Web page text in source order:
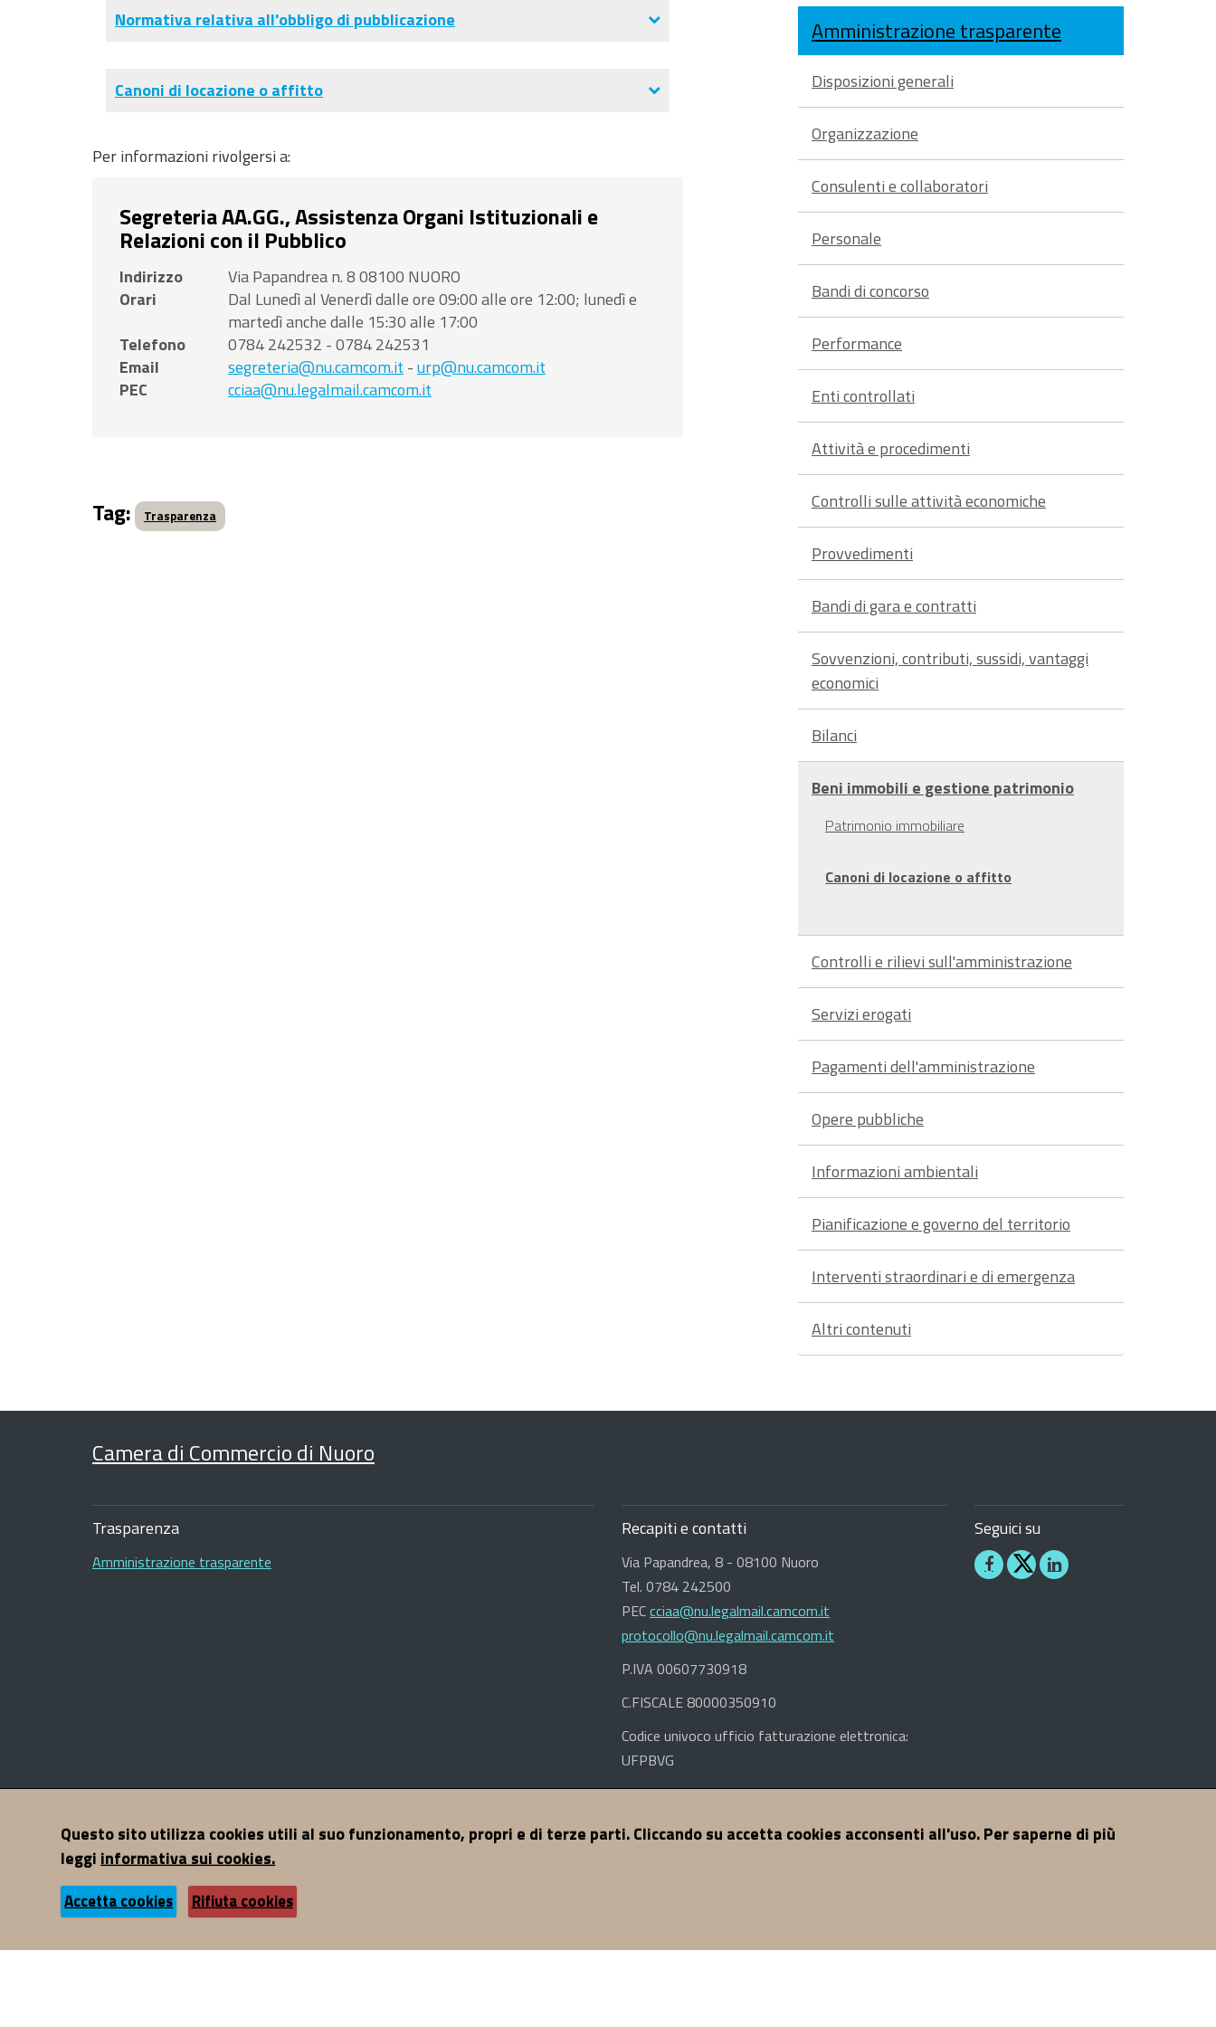
Normativa relativa all'obbligo di pubblicazione
Canoni di locazione o affitto
Per informazioni rivolgersi a:
Segreteria AA.GG., Assistenza Organi Istituzionali e
Relazioni con il Pubblico
Indirizzo
Via Papandrea n. 8 08100 NUORO
Orari
Dal Lunedì al Venerdì dalle ore 09:00 alle ore 12:00; lunedì e
martedì anche dalle 15:30 alle 17:00
Telefono
0784 242532 - 0784 242531
Email
segreteria@nu.camcom.it -urp@nu.camcom.it
PEC
cciaa@nu.legalmail.camcom.it
Tag: Trasparenza
su
Condividi
su
Twitter
Condividi
su
Whatsapp
network
Amministrazione trasparente
Disposizioni generali
Organizzazione
Consulenti e collaboratori
Personale
Bandi di concorso
Performance
Enti controllati
Attività e procedimenti
Controlli sulle attività economiche
Provvedimenti
Bandi di gara e contratti
Sovvenzioni, contributi, sussidi, vantaggi
economici
Bilanci
Beni immobili e gestione patrimonio
Patrimonio immobiliare
Canoni di locazione o affitto
Controlli e rilievi sull'amministrazione
Servizi erogati
Pagamenti dell'amministrazione
Opere pubbliche
Informazioni ambientali
Pianificazione e governo del territorio
Interventi straordinari e di emergenza
Altri contenuti
Camera di Commercio di Nuoro
Sezione
Footer
Trasparenza
Amministrazione trasparente
Recapiti e contatti
Via Papandrea, 8 - 08100 Nuoro
Tel. 0784 242500
PECcciaa@nu.legalmail.camcom.it
protocollo@nu.legalmail.camcom.it
P.IVA 00607730918
C.FISCALE 80000350910
Codice univoco ufficio fatturazione elettronica:
UFPBVG
Seguici su
Seguici
Seguici
Sezione
Link
Utili
Contatti Mappa del sito Note legali Privacy Accessibilità Dichiarazione di Accessibilità Credits © 2017 CCIAA di Nuoro - Tutti i diritti riservati
Questo sito utilizza cookies utili al suo funzionamento, propri e di terze parti. Cliccando su accetta cookies acconsenti all'uso. Per saperne di più
leggiinformativa sui cookies.
Accetta cookies Rifiuta cookies